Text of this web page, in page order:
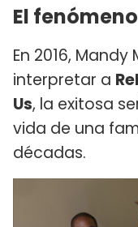
El
En 2016,
interpretar a
Us, la exitosa
vida de una
décadas.